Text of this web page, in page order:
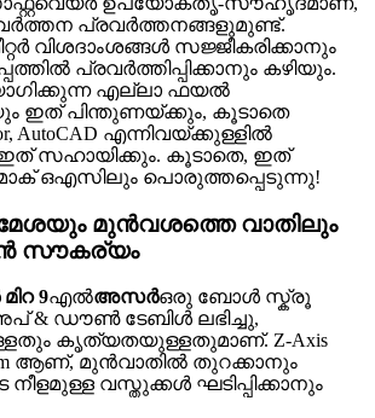
പ്രവർത്തനങ്ങളുമുണ്ട്.
വിശദാംശങ്ങൾ സജ്ജീകരിക്കാനും
പ്രവർത്തിപ്പിക്കാനും കഴിയും.
എല്ലാ ഫയൽ
ഇത് പിന്തുണയ്ക്കും, കൂടാതെ
AutoCAD എന്നിവയ്ക്കുള്ളിൽ
ഇത് സഹായിക്കും. കൂടാതെ, ഇത്
ഒഎസിലും പൊരുത്തപ്പെടുന്നു!
മുൻവശത്തെ വാതിലും
സൗകര്യം
9എൽഅസർഒരു ബോൾ സ്ക്രൂ
& ഡൗൺ ടേബിൾ ലഭിച്ചു,
കൃത്യതയുള്ളതുമാണ്. Z-Axis
ആണ്, മുൻവാതിൽ തുറക്കാനും
നീളമുള്ള വസ്തുക്കൾ ഘടിപ്പിക്കാനും